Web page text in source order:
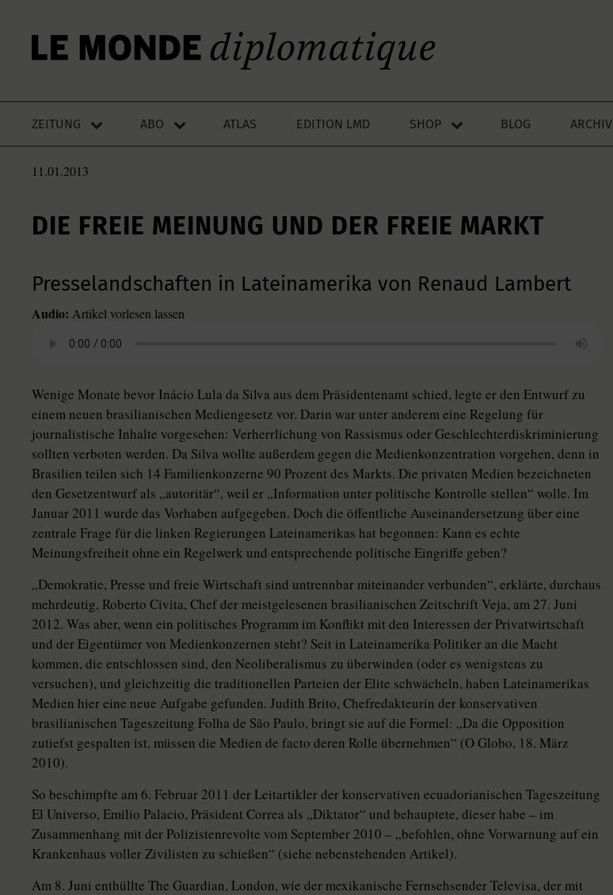
ZEITUNG ABO ATLAS EDITION LMD SHOP BLOG ARCHIV
11.01.2013
DIE FREIE MEINUNG UND DER FREIE MARKT
Presselandschaften in Lateinamerika von Renaud Lambert
Audio: Artikel vorlesen lassen
Wenige Monate bevor Inácio Lula da Silva aus dem Präsidentenamt schied, legte er den Entwurf zu
einem neuen brasilianischen Mediengesetz vor. Darin war unter anderem eine Regelung für
journalistische Inhalte vorgesehen: Verherrlichung von Rassismus oder Geschlechterdiskriminierung
sollten verboten werden. Da Silva wollte außerdem gegen die Medienkonzentration vorgehen, denn in
Brasilien teilen sich 14 Familienkonzerne 90 Prozent des Markts. Die privaten Medien bezeichneten
den Gesetzentwurf als „autoritär“, weil er „Information unter politische Kontrolle stellen“ wolle. Im
Januar 2011 wurde das Vorhaben aufgegeben. Doch die öffentliche Auseinandersetzung über eine
zentrale Frage für die linken Regierungen Lateinamerikas hat begonnen: Kann es echte
Meinungsfreiheit ohne ein Regelwerk und entsprechende politische Eingriffe geben?
„Demokratie, Presse und freie Wirtschaft sind untrennbar miteinander verbunden“, erklärte, durchaus
mehrdeutig, Roberto Civita, Chef der meistgelesenen brasilianischen Zeitschrift Veja, am 27. Juni
2012. Was aber, wenn ein politisches Programm im Konflikt mit den Interessen der Privatwirtschaft
und der Eigentümer von Medienkonzernen steht? Seit in Lateinamerika Politiker an die Macht
kommen, die entschlossen sind, den Neoliberalismus zu überwinden (oder es wenigstens zu
versuchen), und gleichzeitig die traditionellen Parteien der Elite schwächeln, haben Lateinamerikas
Medien hier eine neue Aufgabe gefunden. Judith Brito, Chefredakteurin der konservativen
brasilianischen Tageszeitung Folha de São Paulo, bringt sie auf die Formel: „Da die Opposition
zutiefst gespalten ist, müssen die Medien de facto deren Rolle übernehmen“ (O Globo, 18. März
2010).
So beschimpfte am 6. Februar 2011 der Leitartikler der konservativen ecuadorianischen Tageszeitung
El Universo, Emilio Palacio, Präsident Correa als „Diktator“ und behauptete, dieser habe – im
Zusammenhang mit der Polizistenrevolte vom September 2010 – „befohlen, ohne Vorwarnung auf ein
Krankenhaus voller Zivilisten zu schießen“ (siehe nebenstehenden Artikel).
Am 8. Juni enthüllte The Guardian, London, wie der mexikanische Fernsehsender Televisa, der mit